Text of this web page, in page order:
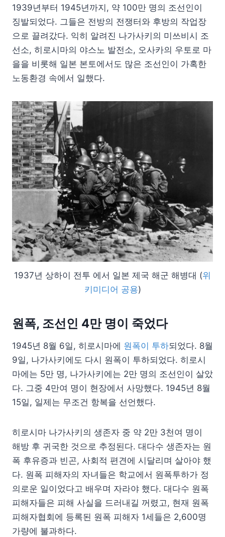
1939년부터 1945년까지, 약 100만 명의 조선인이
징발되었다. 그들은 전방의 전쟁터와 후방의 작업장
으로 끌려갔다. 익히 알려진 나가사키의 미쓰비시 조
선소, 히로시마의 야스노 발전소, 오사카의 우토로 마
을을 비롯해 일본 본토에서도 많은 조선인이 가혹한
노동환경 속에서 일했다.
1937년 상하이 전투 에서 일본 제국 해군 해병대 (위
키미디어 공용)
원폭, 조선인 4만 명이 죽었다
1945년 8월 6일, 히로시마에 원폭이 투하되었다. 8월
9일, 나가사키에도 다시 원폭이 투하되었다. 히로시
마에는 5만 명, 나가사키에는 2만 명의 조선인이 살았
다. 그중 4만여 명이 현장에서 사망했다. 1945년 8월
15일, 일제는 무조건 항복을 선언했다.
히로시마 나가사키의 생존자 중 약 2만 3천여 명이
해방 후 귀국한 것으로 추정된다. 대다수 생존자는 원
폭 후유증과 빈곤, 사회적 편견에 시달리며 살아야 했
다. 원폭 피해자의 자녀들은 학교에서 원폭투하가 정
의로운 일이었다고 배우며 자라야 했다. 대다수 원폭
피해자들은 피해 사실을 드러내길 꺼렸고, 현재 원폭
피해자협회에 등록된 원폭 피해자 1세들은 2,600명
가량에 불과하다.